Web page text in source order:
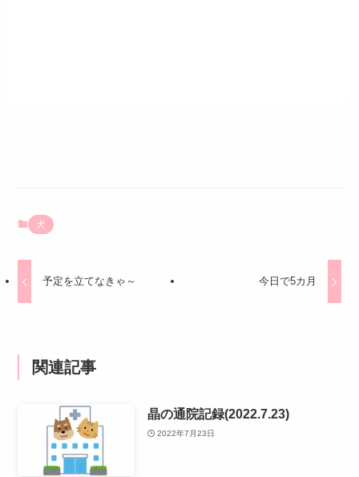
犬
予定を立てなきゃ～ 今日で5カ月
関連記事
晶の通院記録(2022.7.23)
2022年7月23日